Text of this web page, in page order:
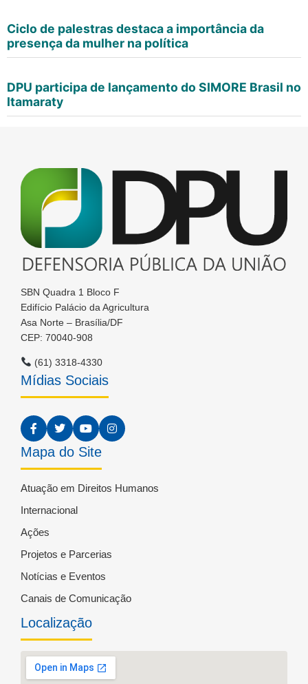
Ciclo de palestras destaca a importância da
presença da mulher na política
DPU participa de lançamento do SIMORE Brasil no
Itamaraty
SBN Quadra 1 Bloco F
Edifício Palácio da Agricultura
Asa Norte – Brasília/DF
CEP: 70040-908
(61) 3318-4330
Mídias Sociais
Mapa do Site
Atuação em Direitos Humanos
Internacional
Ações
Projetos e Parcerias
Notícias e Eventos
Canais de Comunicação
Localização